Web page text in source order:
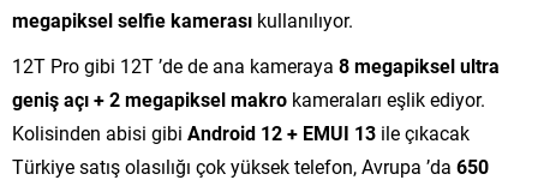
megapiksel selfie kamerası kullanılıyor.
12T Pro gibi 12T ’de de ana kameraya 8 megapiksel ultra
geniş açı + 2 megapiksel makro kameraları eşlik ediyor.
Kolisinden abisi gibi Android 12 + EMUI 13 ile çıkacak
Türkiye satış olasılığı çok yüksek telefon, Avrupa ’da 650